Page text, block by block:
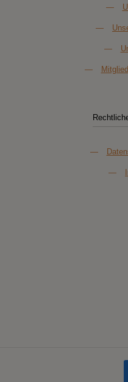
—
—
—
—
—
—